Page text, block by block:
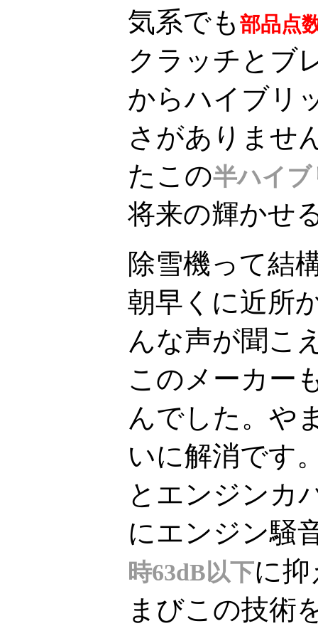
気系でも 部品点
クラッチとブ
からハイブリ
さがありませ
たこの半ハイ
将来の輝かせ
除雪機って結
朝早くに近所
んな声が聞こ
このメーカー
んでした。や
いに解消です
とエンジンカ
にエンジン騒
時63dB以下に
まびこの技術